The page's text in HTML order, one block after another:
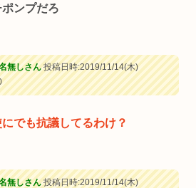
ンプだろ
無しさん投稿日時:2019/11/14(木)
でも抗議してるわけ？
無しさん投稿日時:2019/11/14(木)